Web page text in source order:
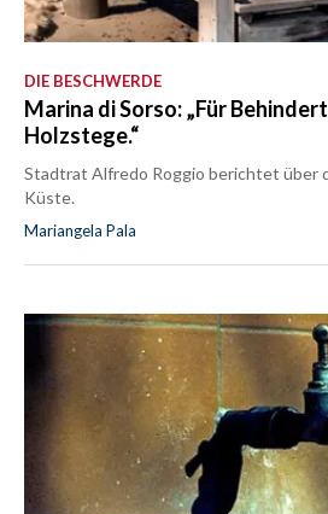
DIE BESCHWERDE
Marina di Sorso: „Für
Holzstege.“
Stadtrat Alfredo Roggio berichtet über
Küste.
Mariangela Pala